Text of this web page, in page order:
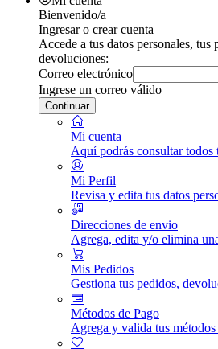
Bienvenido/a
Ingresar o crear cuenta
Accede a tus datos personales, tus
devoluciones:
Correo electrónico
Ingrese un correo válido
Continuar
Mi cuenta
Aquí podrás consultar todos
Mi Perfil
Revisa y edita tus datos
Direcciones de envio
Agrega, edita y/o elimina
Mis Pedidos
Gestiona tus pedidos,
Métodos de Pago
Agrega y valida tus métodos